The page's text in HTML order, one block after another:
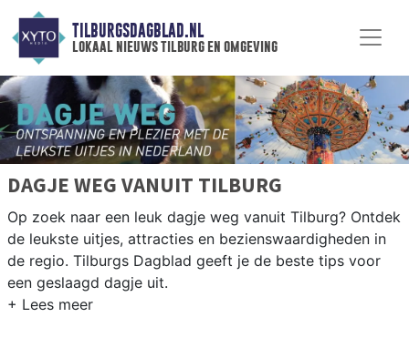
TILBURGSDAGBLAD.NL
lokaal nieuws tilburg en omgeving
DAGJE WEG VANUIT TILBURG
Op zoek naar een leuk dagje weg vanuit Tilburg? Ontdek
de leukste uitjes, attracties en bezienswaardigheden in
de regio. Tilburgs Dagblad geeft je de beste tips voor
een geslaagd dagje uit.